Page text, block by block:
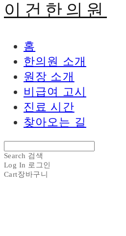
이건한의원
홈
한의원 소개
원장 소개
비급여 고시
진료 시간
찾아오는 길
Search 검색
Log In 로그인
Cart장바구니